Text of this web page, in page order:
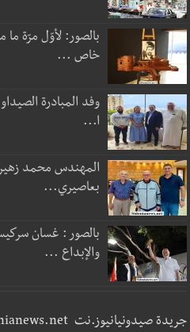
بالصور: لأوّل مرّة
خاص ...
وفد المبادرة
ا...
المهندس محمد
بعاصيري...
بالصور : غسان
والإبداع ...
جريدة صيدونيانيوز.نت www.sidonianews.net